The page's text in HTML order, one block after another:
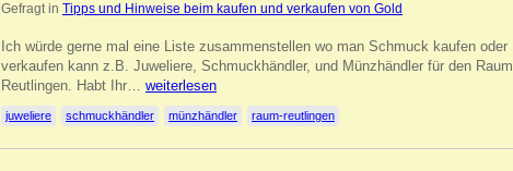
Gefragt in Tipps und Hinweise beim kaufen und verkaufen von Gold
Ich würde gerne mal eine Liste zusammenstellen wo man Schmuck kaufen oder
verkaufen kann z.B. Juweliere, Schmuckhändler, und Münzhändler für den Raum
Reutlingen. Habt Ihr… weiterlesen
juweliere schmuckhändler münzhändler raum-reutlingen